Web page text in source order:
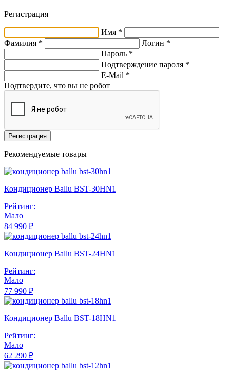
Регистрация
Имя *
Фамилия *
Логин *
Пароль *
Подтверждение пароля *
E-Mail *
Подтвердите, что вы не робот
Регистрация
Рекомендуемые товары
Кондиционер Ballu BST-30HN1
Рейтинг:
Мало
84 990 ₽
Кондиционер Ballu BST-24HN1
Рейтинг:
Мало
77 990 ₽
Кондиционер Ballu BST-18HN1
Рейтинг:
Мало
62 290 ₽